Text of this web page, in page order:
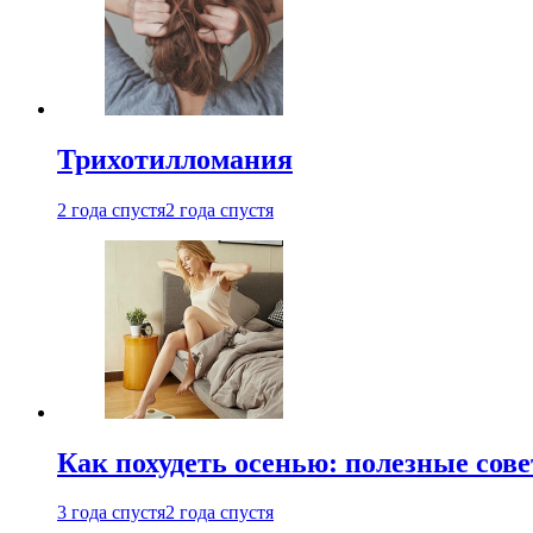
Трихотилломания
2 года спустя2 года спустя
Как похудеть осенью: полезные
3 года спустя2 года спустя